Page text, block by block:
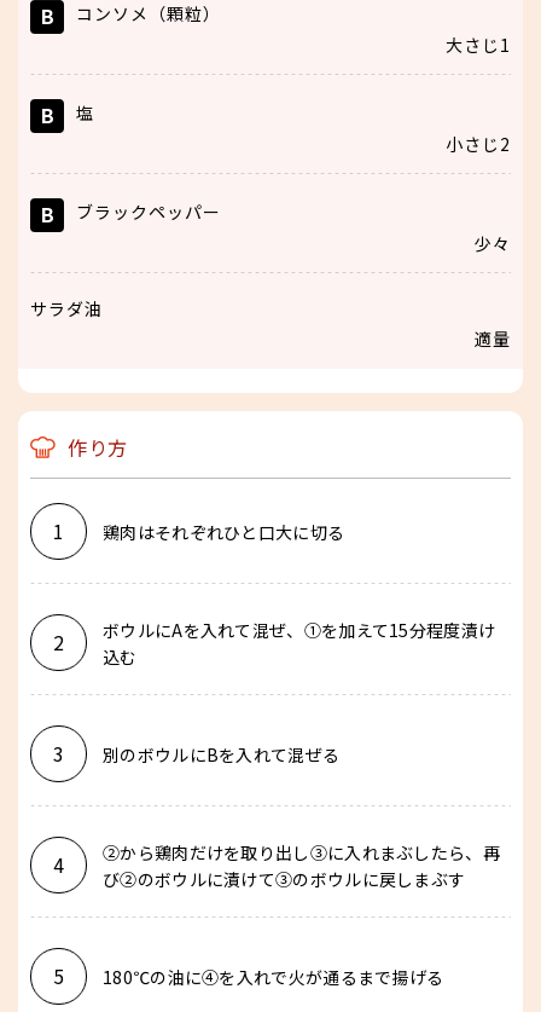
B
コンソメ（顆粒）
大さじ1
B
塩
小さじ2
B
ブラックペッパー
少々
サラダ油
適量
作り方
1 鶏肉はそれぞれひと口大に切る
2
ボウルにAを入れて混ぜ、①を加えて15分程度漬け
込む
3 別のボウルにBを入れて混ぜる
4
②から鶏肉だけを取り出し③に入れまぶしたら、再
び②のボウルに漬けて③のボウルに戻しまぶす
5 180℃の油に④を入れで火が通るまで揚げる